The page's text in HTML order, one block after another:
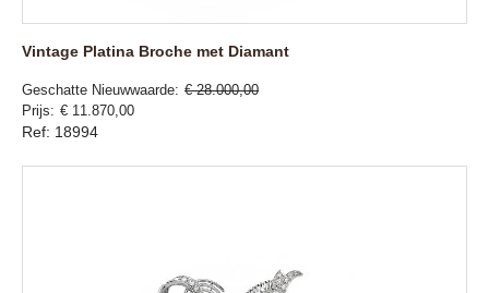
Vintage Platina Broche met Diamant
Geschatte Nieuwwaarde € 28.000,00
Prijs
€ 11.870,00
Ref: 18994